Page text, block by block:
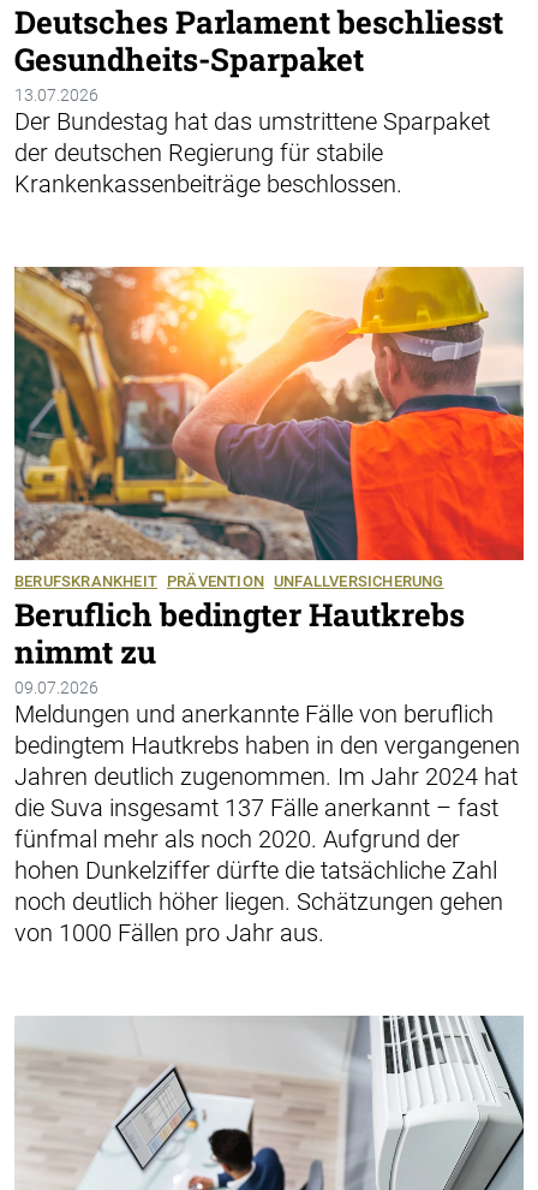
Deutsches Parlament beschliesst
Gesundheits-Sparpaket
13.07.2026
Der Bundestag hat das umstrittene Sparpaket
der deutschen Regierung für stabile
Krankenkassenbeiträge beschlossen.
BERUFSKRANKHEIT PRÄVENTION UNFALLVERSICHERUNG
Beruflich bedingter Hautkrebs
nimmt zu
09.07.2026
Meldungen und anerkannte Fälle von beruflich
bedingtem Hautkrebs haben in den vergangenen
Jahren deutlich zugenommen. Im Jahr 2024 hat
die Suva insgesamt 137 Fälle anerkannt – fast
fünfmal mehr als noch 2020. Aufgrund der
hohen Dunkelziffer dürfte die tatsächliche Zahl
noch deutlich höher liegen. Schätzungen gehen
von 1000 Fällen pro Jahr aus.